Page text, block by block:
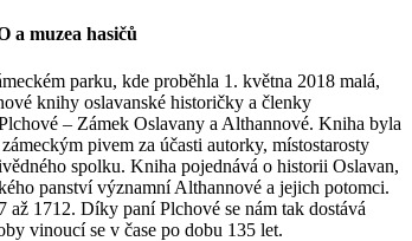
a muzea hasičů
parku, kde proběhla 1. května 2018 malá,
knihy oslavanské historičky a členky
– Zámek Oslavany a Althannové. Kniha byla
pivem za účasti autorky, místostarosty
spolku. Kniha pojednává o historii Oslavan,
panství významní Althannové a jejich potomci.
až 1712. Díky paní Plchové se nám tak dostává
vinoucí se v čase po dobu 135 let.